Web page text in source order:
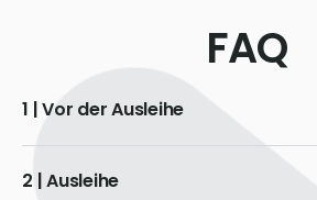
FAQ
1 | Vor der Ausleihe
2 | Ausleihe